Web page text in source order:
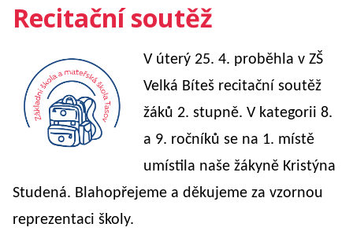
Recitační soutěž
V úterý 25. 4. proběhla v ZŠ
Velká Bíteš recitační soutěž
žáků 2. stupně. V kategorii 8.
a 9. ročníků se na 1. místě
umístila naše žákyně Kristýna
Studená. Blahopřejeme a děkujeme za vzornou
reprezentaci školy.